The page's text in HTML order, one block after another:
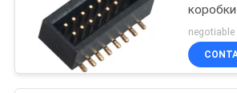
золота
negotiable